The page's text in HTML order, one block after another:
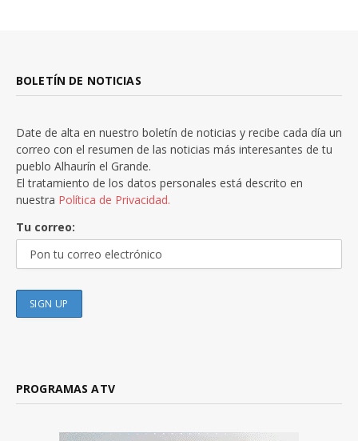
BOLETÍN DE NOTICIAS
Date de alta en nuestro boletín de noticias y recibe cada día un
correo con el resumen de las noticias más interesantes de tu
pueblo Alhaurín el Grande.
El tratamiento de los datos personales está descrito en
nuestra Política de Privacidad.
Tu correo:
PROGRAMAS ATV